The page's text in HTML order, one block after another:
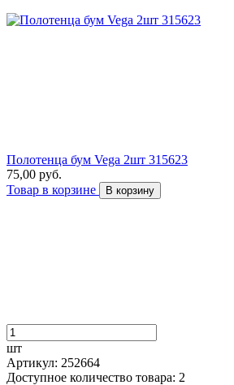
Полотенца бум Vega 2шт 315623
75,00 руб.
Товар в корзине
В корзину
шт
Артикул: 252664
Доступное количество товара: 2